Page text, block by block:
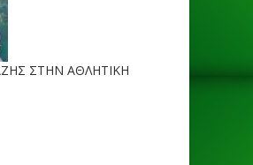
ΣΤΗΝ ΑΘΛΗΤΙΚΗ